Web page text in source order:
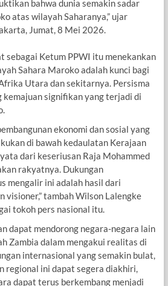
bahwa dunia semakin sadar
atas wilayah Saharanya,” ujar
Jumat, 8 Mei 2026.
sebagai Ketum PPWI itu menekankan
Sahara Maroko adalah kunci bagi
Utara dan sekitarnya. Persisma
kemajuan signifikan yang terjadi di
ekonomi dan sosial yang
di bawah kedaulatan Kerajaan
dari keseriusan Raja Mohammed
rakyatnya. Dukungan
mengalir ini adalah hasil dari
visioner,” tambah Wilson Lalengke
tokoh pers nasional itu.
dapat mendorong negara-negara lain
Zambia dalam mengakui realitas di
internasional yang semakin bulat,
regional ini dapat segera diakhiri,
dapat terus berkembang menjadi